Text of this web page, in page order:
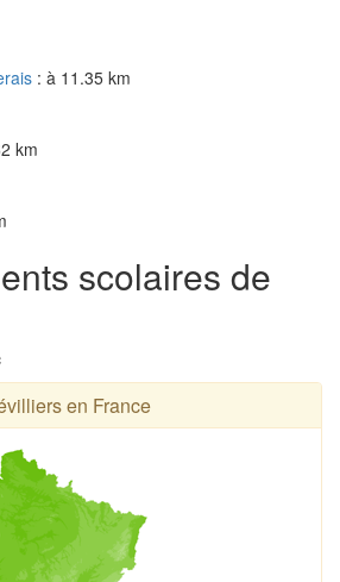
: à 11.35 km
km
scolaires de
en France